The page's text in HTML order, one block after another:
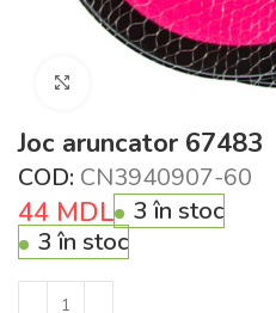
Click pentru a mări
Joc aruncator 67483
COD: CN3940907-60
44 MDL
3 în stoc
3 în stoc